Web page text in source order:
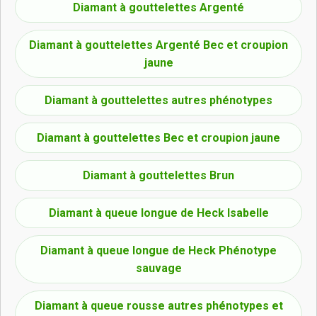
Diamant à gouttelettes Argenté
Diamant à gouttelettes Argenté Bec et croupion
jaune
Diamant à gouttelettes autres phénotypes
Diamant à gouttelettes Bec et croupion jaune
Diamant à gouttelettes Brun
Diamant à queue longue de Heck Isabelle
Diamant à queue longue de Heck Phénotype
sauvage
Diamant à queue rousse autres phénotypes et